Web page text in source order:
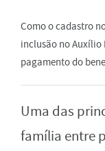
Como o cadastro
inclusão no Auxílio
pagamento do
Uma das
família entre